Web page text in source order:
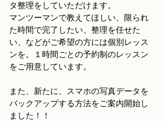
タ整理をしていただけます。
マンツーマンで教えてほしい、限られ
た時間で完了したい、整理を任せた
い、などがご希望の方には個別レッス
ンを。１時間ごとの予約制のレッスン
をご用意しています。
また、新たに、スマホの写真データを
バックアップする方法をご案内開始し
ました！！